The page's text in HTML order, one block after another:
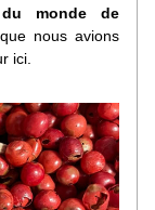
nous avions
ici.